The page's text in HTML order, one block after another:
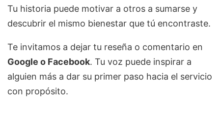
Tu historia puede motivar a otros a sumarse y
descubrir el mismo bienestar que tú encontraste.
Te invitamos a dejar tu reseña o comentario en
Google o Facebook. Tu voz puede inspirar a
alguien más a dar su primer paso hacia el servicio
con propósito.